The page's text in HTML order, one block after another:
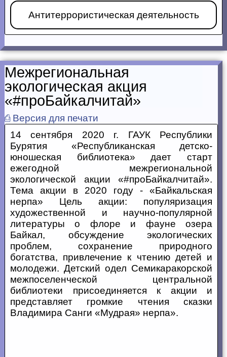
Антитеррористическая деятельность
Межрегиональная
экологическая акция
«#проБайкалчитай»
⎙ Версия для печати
14 сентября 2020 г. ГАУК Республики
Бурятия «Республиканская детско-
юношеская библиотека» дает старт
ежегодной межрегиональной
экологической акции «#проБайкалчитай».
Тема акции в 2020 году - «Байкальская
нерпа» Цель акции: популяризация
художественной и научно-популярной
литературы о флоре и фауне озера
Байкал, обсуждение экологических
проблем, сохранение природного
богатства, привлечение к чтению детей и
молодежи. Детский одел Семикаракорской
межпоселенческой центральной
библиотеки присоединяется к акции и
представляет громкие чтения сказки
Владимира Санги «Мудрая» нерпа».